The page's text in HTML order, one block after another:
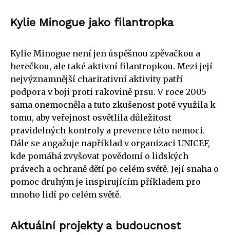
Kylie Minogue jako filantropka
Kylie Minogue není jen úspěšnou zpěvačkou a
herečkou, ale také aktivní filantropkou. Mezi její
nejvýznamnější charitativní aktivity patří
podpora v boji proti rakovině prsu. V roce 2005
sama onemocněla a tuto zkušenost poté využila k
tomu, aby veřejnost osvětlila důležitost
pravidelných kontroly a prevence této nemoci.
Dále se angažuje například v organizaci UNICEF,
kde pomáhá zvyšovat povědomí o lidských
právech a ochraně dětí po celém světě. Její snaha o
pomoc druhým je inspirujícím příkladem pro
mnoho lidí po celém světě.
Aktuální projekty a budoucnost